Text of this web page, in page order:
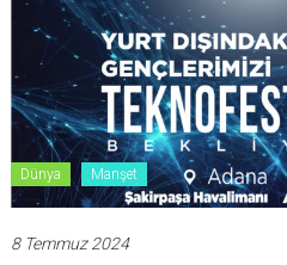
Dünya Manşet
8 Temmuz 2024